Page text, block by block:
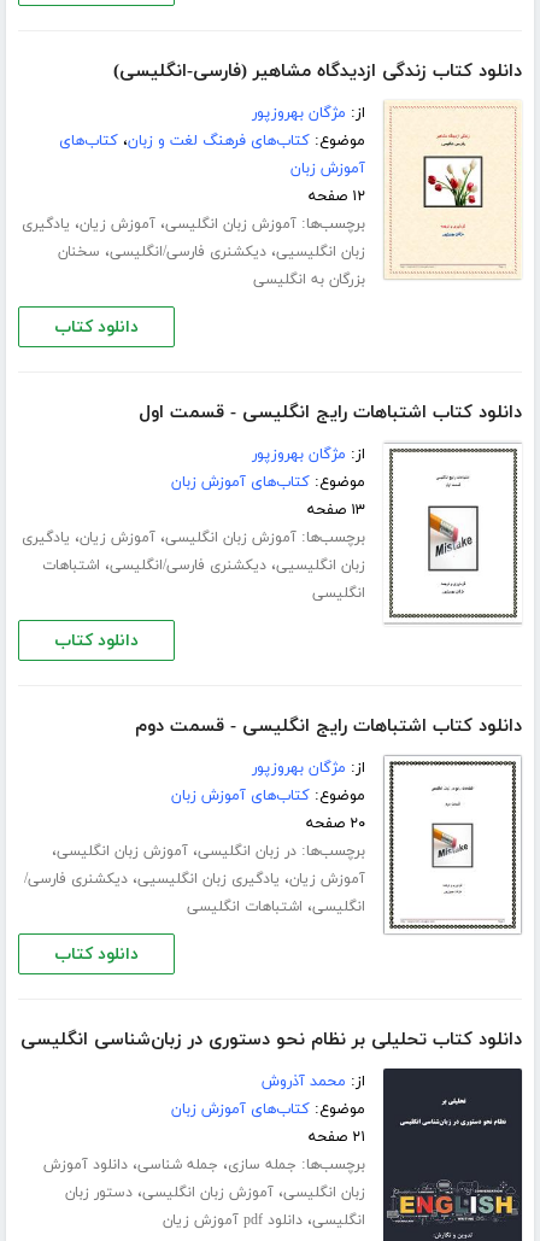
دانلود کتاب زندگی ازدیدگاه مشاهیر (فارسی-انگلیسی)
از: مژگان بهروزپور
موضوع:کتاب‌های فرهنگ لغت و زبان،کتاب‌های
آموزش زبان
۱۲ صفحه
برچسب‌ها:آموزش زبان انگلیسی،آموزش زیان، یادگیری
زبان انگلیسیی،دیکشنری فارسی/انگلیسی، سخنان
بزرگان به انگلیسی
دانلود کتاب
دانلود کتاب اشتباهات رایج انگلیسی - قسمت اول
از: مژگان بهروزپور
موضوع:کتاب‌های آموزش زبان
۱۳ صفحه
برچسب‌ها:آموزش زبان انگلیسی،آموزش زیان، یادگیری
زبان انگلیسیی،دیکشنری فارسی/انگلیسی، اشتباهات
انگلیسی
دانلود کتاب
دانلود کتاب اشتباهات رایج انگلیسی - قسمت دوم
از: مژگان بهروزپور
موضوع:کتاب‌های آموزش زبان
۲۰ صفحه
برچسب‌ها:در زبان انگلیسی،آموزش زبان انگلیسی،
آموزش زیان، یادگیری زبان انگلیسیی،دیکشنری فارسی/
انگلیسی، اشتباهات انگلیسی
دانلود کتاب
دانلود کتاب تحلیلی بر نظام نحو دستوری در زبان‌شناسی انگلیسی
از: محمد آذروش
موضوع:کتاب‌های آموزش زبان
۲۱ صفحه
برچسب‌ها: جمله سازی، جمله شناسی،دانلود آموزش
زبان انگلیسی،آموزش زبان انگلیسی،دستور زبان
انگلیسی،دانلود pdf آموزش زیان